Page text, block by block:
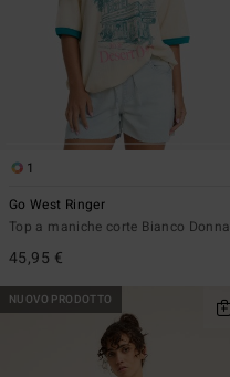
1
Go West Ringer
Top a maniche corte Bianco Donna
45,95 €
NUOVO PRODOTTO